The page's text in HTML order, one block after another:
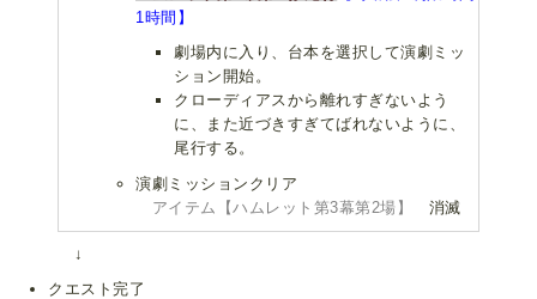
1時間】
劇場内に入り、台本を選択して演劇ミッ
ション開始。
クローディアスから離れすぎないよう
に、また近づきすぎてばれないように、
尾行する。
演劇ミッションクリア
アイテム【ハムレット第3幕第2場】
消滅
↓
クエスト完了